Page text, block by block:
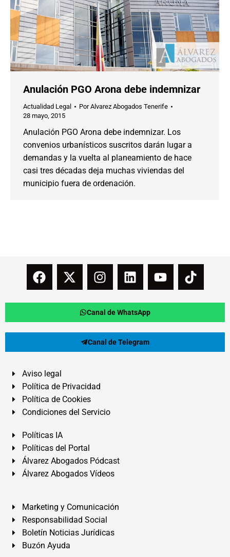
Anulación PGO Arona debe indemnizar
Actualidad Legal PorAlvarez Abogados Tenerife
28 mayo, 2015
Anulación PGO Arona debe indemnizar. Los
convenios urbanísticos suscritos darán lugar a
demandas y la vuelta al planeamiento de hace
casi tres décadas deja muchas viviendas del
municipio fuera de ordenación.
Canal de WhatsApp
Canal de Telegram
Aviso legal
Política de Privacidad
Política de Cookies
Condiciones del Servicio
Políticas IA
Políticas del Portal
Álvarez Abogados Pódcast
Álvarez Abogados Vídeos
Marketing y Comunicación
Responsabilidad Social
Boletín Noticias Jurídicas
Buzón Ayuda